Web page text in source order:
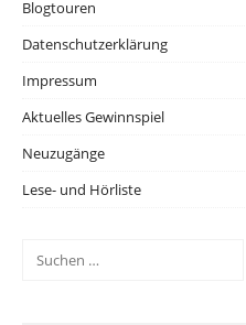
Blogtouren
Datenschutzerklärung
Impressum
Aktuelles Gewinnspiel
Neuzugänge
Lese- und Hörliste
Suchen